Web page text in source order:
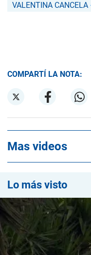
VALENTINA CANCELA
COMPARTÍ LA NOTA:
Mas videos
Lo más visto